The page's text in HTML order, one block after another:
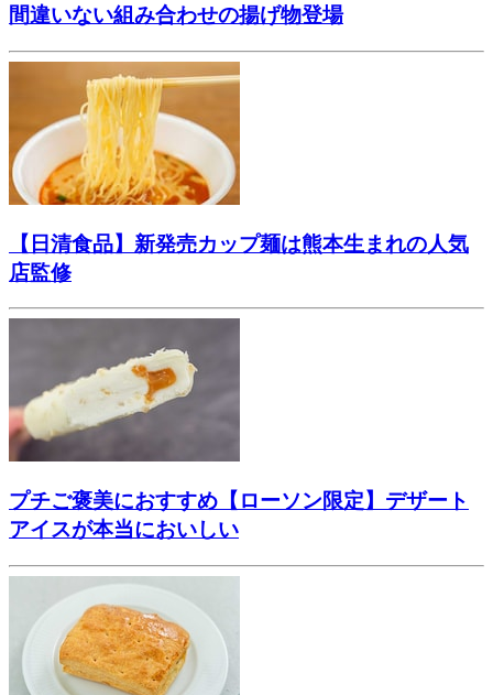
間違いない組み合わせの揚げ物登場
【日清食品】新発売カップ麺は熊本生まれの人気
店監修
プチご褒美におすすめ【ローソン限定】デザート
アイスが本当においしい